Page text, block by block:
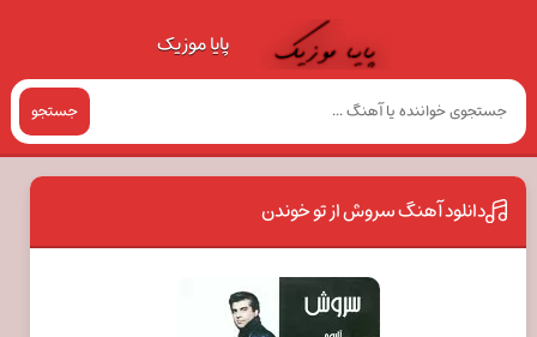
پایا موزیک
جستجو
دانلود آهنگ سروش از تو خوندن